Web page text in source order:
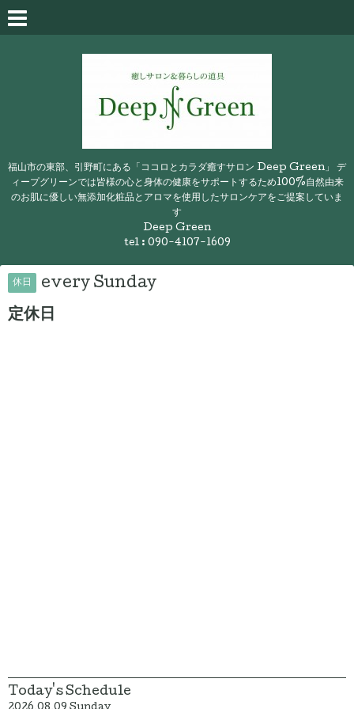
福山市の東部、引野町にある「ココロとカラダ癒すサロン Deep Green」 デ
ィープグリーンでは皆様の心と身体の健康をサポートするため100%自然由来
のお肌に優しい無添加化粧品とアロマを使用したサロンケアをご提案していま
す
Deep Green
tel : 090-4107-1609
休日 every Sunday
定休日
Today's Schedule